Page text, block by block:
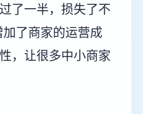
了一半，损失了不
了商家的运营成
，让很多中小商家